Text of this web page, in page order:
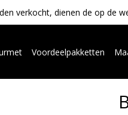
verkocht, dienen de op de
Voordeelpakketten